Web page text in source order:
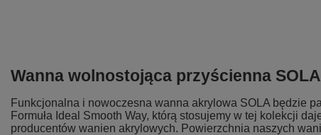
Wanna wolnostojąca przyścienna SOLA
Funkcjonalna i nowoczesna wanna akrylowa SOLA będzie
Formuła Ideal Smooth Way, którą stosujemy w tej kolekcji
producentów wanien akrylowych. Powierzchnia naszych